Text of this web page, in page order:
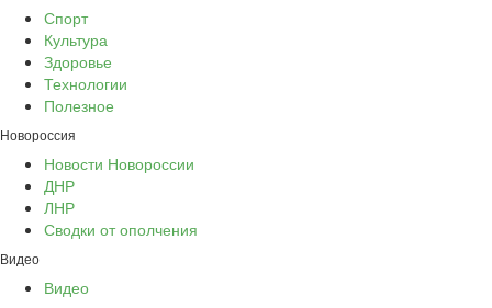
Спорт
Культура
Здоровье
Технологии
Полезное
Новороссия
Новости Новороссии
ДНР
ЛНР
Сводки от ополчения
Видео
Видео